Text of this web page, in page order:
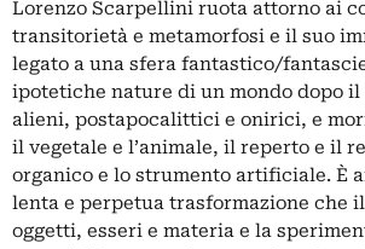
Lorenzo Scarpellini ruota attorno ai
transitorietà e metamorfosi e il suo
legato a una sfera fantastico/
ipotetiche nature di un mondo dopo
alieni, postapocalittici e onirici, e
il vegetale e l’animale, il reperto e il
organico e lo strumento artificiale. È
lenta e perpetua trasformazione che
oggetti, esseri e materia e la